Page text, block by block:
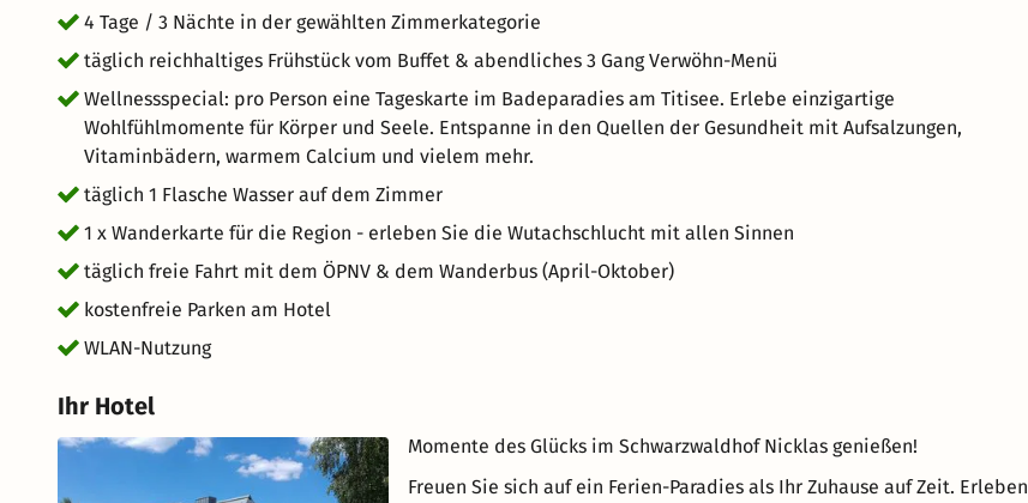
4 Tage / 3 Nächte in der gewählten Zimmerkategorie
täglich reichhaltiges Frühstück vom Buffet & abendliches 3 Gang Verwöhn-Menü
Wellnessspecial: pro Person eine Tageskarte im Badeparadies am Titisee. Erlebe einzigartige
Wohlfühlmomente für Körper und Seele. Entspanne in den Quellen der Gesundheit mit Aufsalzungen,
Vitaminbädern, warmem Calcium und vielem mehr.
täglich 1 Flasche Wasser auf dem Zimmer
1 x Wanderkarte für die Region - erleben Sie die Wutachschlucht mit allen Sinnen
täglich freie Fahrt mit dem ÖPNV & dem Wanderbus (April-Oktober)
kostenfreie Parken am Hotel
WLAN-Nutzung
Ihr Hotel
Momente des Glücks im Schwarzwaldhof Nicklas genießen!
Freuen Sie sich auf ein Ferien-Paradies als Ihr Zuhause auf Zeit. Erleben